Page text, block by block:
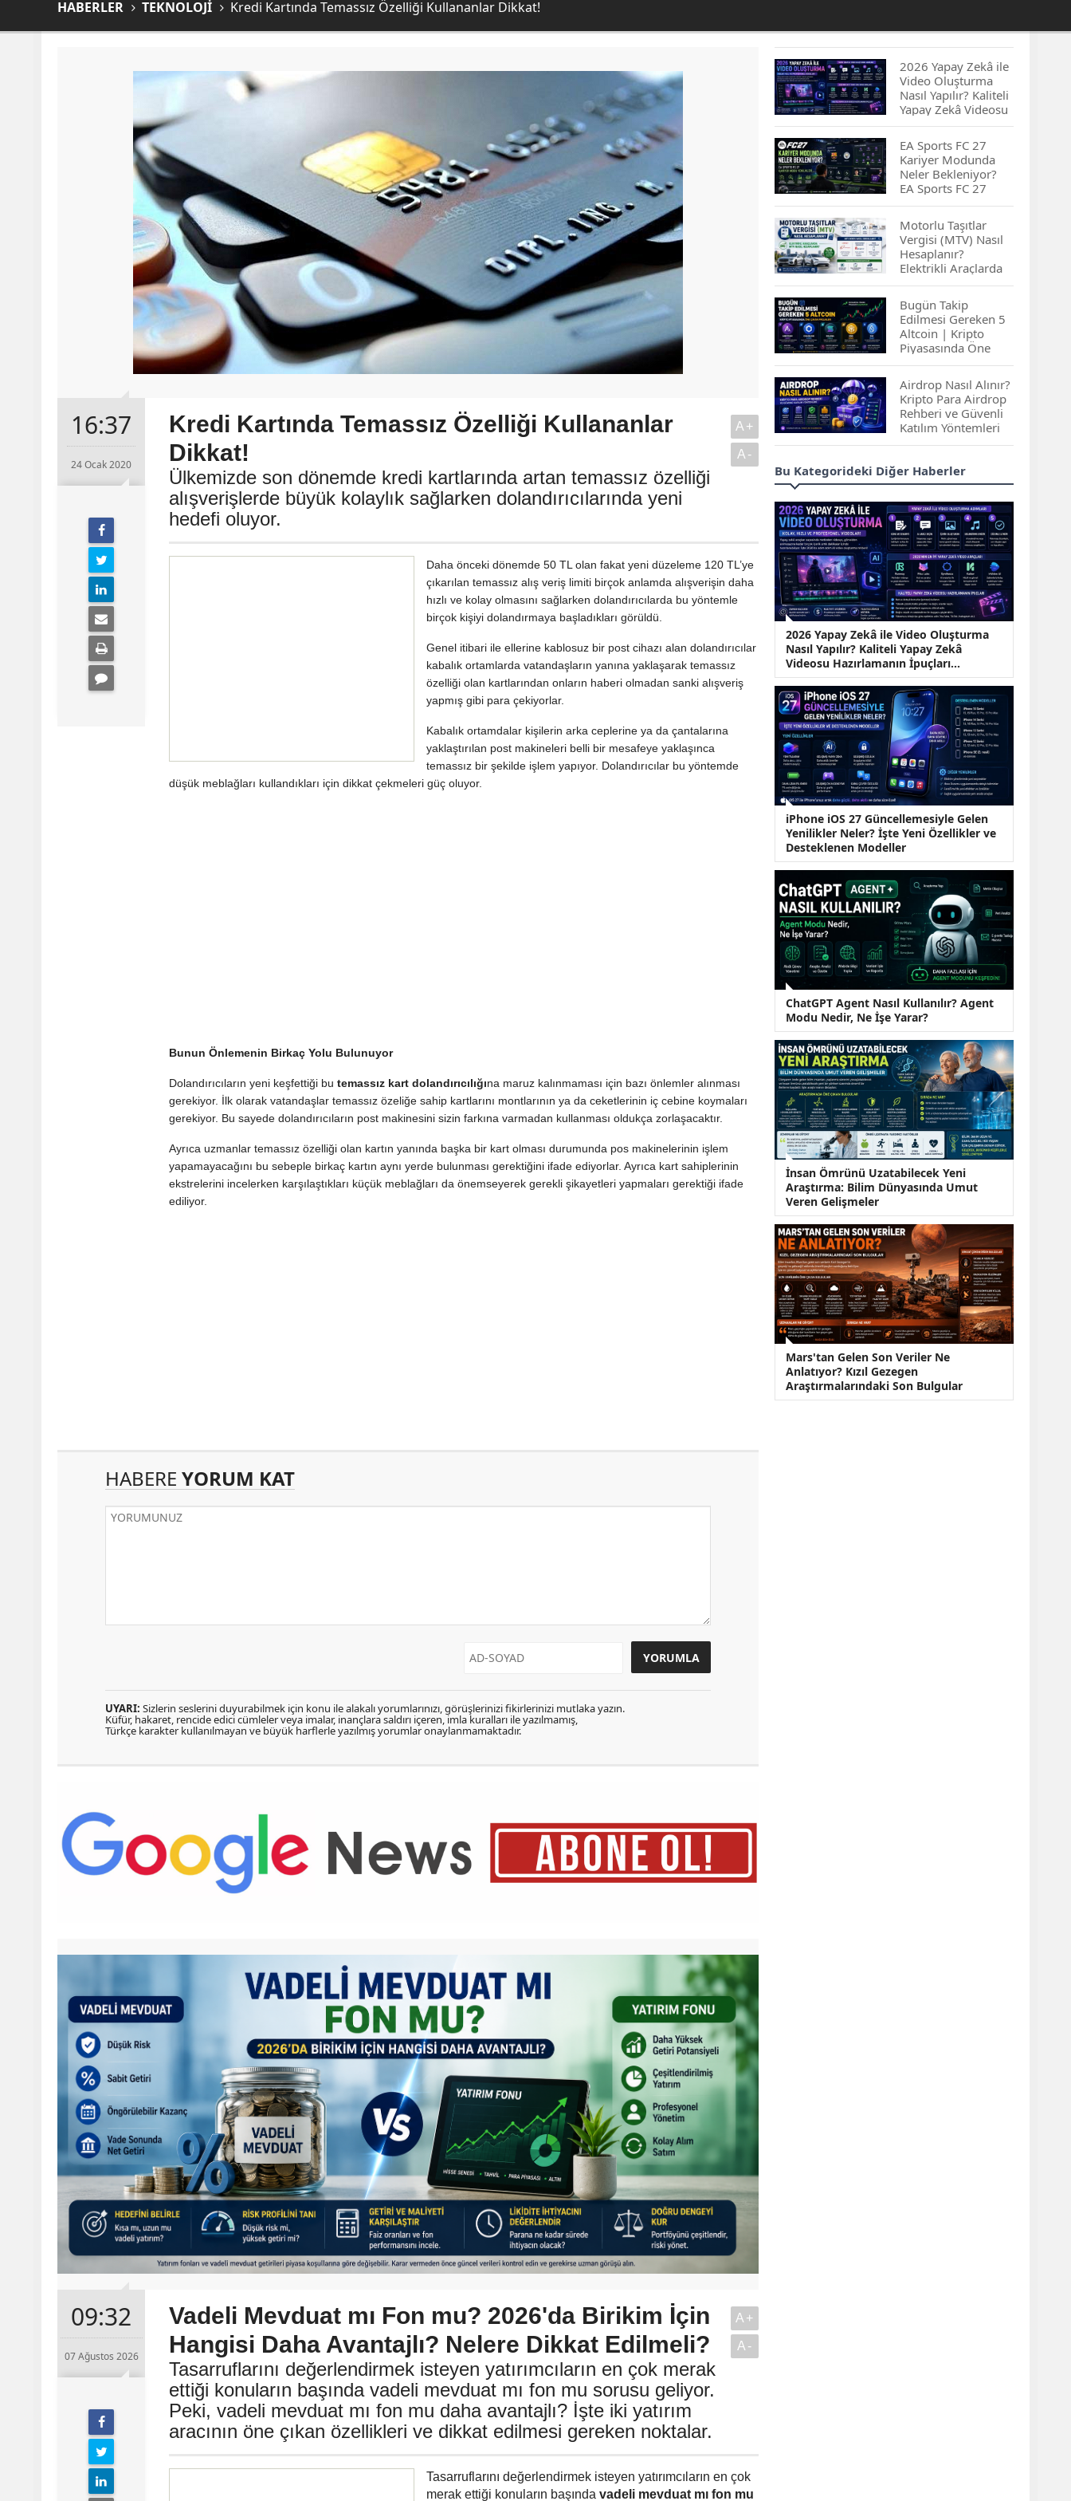
HABERLER TEKNOLOJİ Kredi Kartında Temassız Özelliği Kullananlar Dikkat!
16:37
24 Ocak 2020
Kredi Kartında Temassız Özelliği Kullananlar
Dikkat!
Ülkemizde son dönemde kredi kartlarında artan temassız özelliği
alışverişlerde büyük kolaylık sağlarken dolandırıcılarında yeni
hedefi oluyor.
A+
A-
Daha önceki dönemde 50 TL olan fakat yeni düzeleme 120 TL’ye
çıkarılan temassız alış veriş limiti birçok anlamda alışverişin daha
hızlı ve kolay olmasını sağlarken dolandırıcılarda bu yöntemle
birçok kişiyi dolandırmaya başladıkları görüldü.
Genel itibari ile ellerine kablosuz bir post cihazı alan dolandırıcılar
kabalık ortamlarda vatandaşların yanına yaklaşarak temassız
özelliği olan kartlarından onların haberi olmadan sanki alışveriş
yapmış gibi para çekiyorlar.
Kabalık ortamdalar kişilerin arka ceplerine ya da çantalarına
yaklaştırılan post makineleri belli bir mesafeye yaklaşınca
temassız bir şekilde işlem yapıyor. Dolandırıcılar bu yöntemde
düşük meblağları kullandıkları için dikkat çekmeleri güç oluyor.
Bunun Önlemenin Birkaç Yolu Bulunuyor
Dolandırıcıların yeni keşfettiği bu temassız kart dolandırıcılığına maruz kalınmaması için bazı önlemler alınması
gerekiyor. İlk olarak vatandaşlar temassız özeliğe sahip kartlarını montlarının ya da ceketlerinin iç cebine koymaları
gerekiyor. Bu sayede dolandırıcıların post makinesini sizin farkına varmadan kullanması oldukça zorlaşacaktır.
Ayrıca uzmanlar temassız özelliği olan kartın yanında başka bir kart olması durumunda pos makinelerinin işlem
yapamayacağını bu sebeple birkaç kartın aynı yerde bulunması gerektiğini ifade ediyorlar. Ayrıca kart sahiplerinin
ekstrelerini incelerken karşılaştıkları küçük meblağları da önemseyerek gerekli şikayetleri yapmaları gerektiği ifade
ediliyor.
HABERE YORUM KAT
UYARI: Sizlerin seslerini duyurabilmek için konu ile alakalı yorumlarınızı, görüşlerinizi fikirlerinizi mutlaka yazın.
Küfür, hakaret, rencide edici cümleler veya imalar, inançlara saldırı içeren, imla kuralları ile yazılmamış,
Türkçe karakter kullanılmayan ve büyük harflerle yazılmış yorumlar onaylanmamaktadır.
09:32
07 Ağustos 2026
Vadeli Mevduat mı Fon mu? 2026'da Birikim İçin
Hangisi Daha Avantajlı? Nelere Dikkat Edilmeli?
Tasarruflarını değerlendirmek isteyen yatırımcıların en çok merak
ettiği konuların başında vadeli mevduat mı fon mu sorusu geliyor.
Peki, vadeli mevduat mı fon mu daha avantajlı? İşte iki yatırım
aracının öne çıkan özellikleri ve dikkat edilmesi gereken noktalar.
A+
A-
Tasarruflarını değerlendirmek isteyen yatırımcıların en çok
merak ettiği konuların başında vadeli mevduat mı fon mu
2026 Yapay Zekâ ile
Video Oluşturma
Nasıl Yapılır? Kaliteli
Yapay Zekâ Videosu
Hazırlamanın
İpuçları...
EA Sports FC 27
Kariyer Modunda
Neler Bekleniyor?
EA Sports FC 27
Kariyer Modu
Yenilikleri…
Motorlu Taşıtlar
Vergisi (MTV) Nasıl
Hesaplanır?
Elektrikli Araçlarda
MTV Nasıl
Hesaplanır? MTV
Borcu Nasıl
Sorgulanır?
Bugün Takip
Edilmesi Gereken 5
Altcoin | Kripto
Piyasasında Öne
Çıkan Projeler
Airdrop Nasıl Alınır?
Kripto Para Airdrop
Rehberi ve Güvenli
Katılım Yöntemleri
Spot ve Vadeli İşlem
Arasındaki Farklar |
İçin Daha Uygun?
ABD-İran Anlaşması
Sonrası Altın Rekora
Koştu, Petrol
Fiyatları Sert Düştü
Temmuz 2026 Maaş
Zammı Netleşiyor!
Memur, Emekli ve
Sosyal Yardımlarda
Yeni Oranlar
KOSGEB’den
KOBİ’lere Dev
Finansman Hamlesi:
36 Ay Vadeli 30
Milyon TL Destek
Emekli Maaşlarında
Temmuz Hesabı:
Zam Oranı ve Taban
Aylık İçin Yeni
Senaryolar
Bu Kategorideki Diğer Haberler
2026 Yapay Zekâ ile Video Oluşturma
Nasıl Yapılır? Kaliteli Yapay Zekâ
Videosu Hazırlamanın İpuçları...
iPhone iOS 27 Güncellemesiyle Gelen
Yenilikler Neler? İşte Yeni Özellikler ve
Desteklenen Modeller
ChatGPT Agent Nasıl Kullanılır? Agent
Modu Nedir, Ne İşe Yarar?
İnsan Ömrünü Uzatabilecek Yeni
Araştırma: Bilim Dünyasında Umut
Veren Gelişmeler
Mars'tan Gelen Son Veriler Ne
Anlatıyor? Kızıl Gezegen
Araştırmalarındaki Son Bulgular